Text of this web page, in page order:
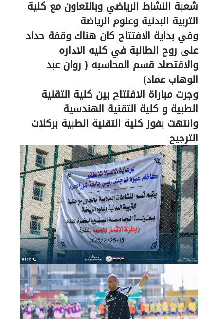
شعبة النشاط الرياضي وبالتعاون مع كلية
التربية البدنية وعلوم الرياضة
وفي بداية الافتتاح كان هناك وقفة حداد
على روح الطالبة في كليه الاداره
والاقتصاد قسم المحاسبه ( روان عبد
الوهاب عماد)
وجرت مباراة الافتتاح بين كلية التقنية
الطبية و كلية التقنية الهندسية
وانتهت بفوز كلية التقنية الطبية بركلات
الترجيح